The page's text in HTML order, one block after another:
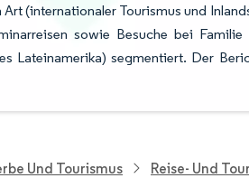
(internationaler Tourismus und
sowie Besuche bei
Lateinamerika) segmentiert. Der
Und Tourismus Reise- Und